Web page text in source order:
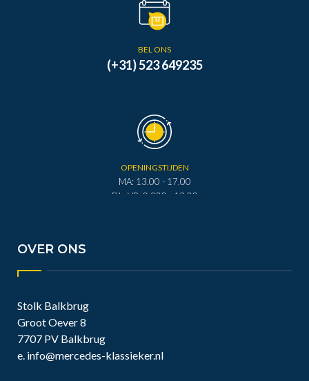
BEL ONS
(+31) 523 649235
OPENINGSTIJDEN
MA: 13.00 - 17.00
DI - VR: 0.900 - 12.00
OVER ONS
Stolk Balkbrug
Groot Oever 8
7707 PV Balkbrug
e. info@mercedes-klassieker.nl